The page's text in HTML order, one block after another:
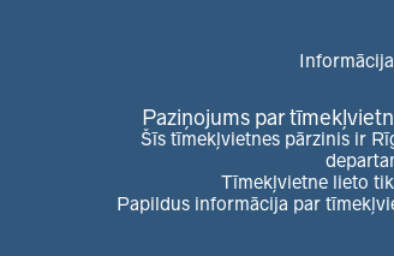
Paziņojums par
Šīs tīmekļvietnes pārzinis ir
Tīmekļvietne lieto
Papildus informācija par